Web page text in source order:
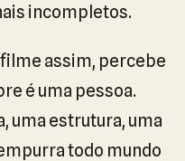
incompletos.
assim, percebe
é uma pessoa.
uma estrutura, uma
todo mundo